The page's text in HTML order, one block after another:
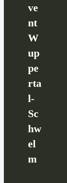
ve
nt
W
up
pe
rta
l-
Sc
hw
el
m